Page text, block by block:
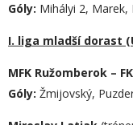
Góly: Mihályi 2, Marek,
I. liga mladší dorast
MFK Ružomberok –
Góly: Žmijovský,